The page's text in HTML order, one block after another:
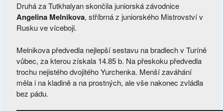
Druhá za Tutkhalyan skončila juniorská závodnice
Angelina Melnikova, stříbrná z juniorského Mistrovství v
Rusku ve víceboji.
Melnikova předvedla nejlepší sestavu na bradlech v Turíně
vůbec, za kterou získala 14.85 b. Na přeskoku předvedla
trochu nejistého dvojitého Yurchenka. Menší zaváhání
měla i na kladině a na prostných, ale vše nakonec zvládla
bez pádu.